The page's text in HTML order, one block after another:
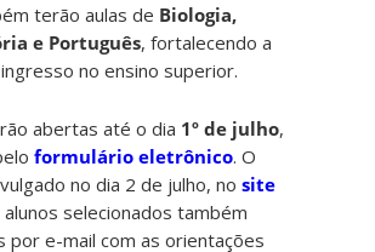
terão aulas de Biologia,
e Português, fortalecendo a
no ensino superior.
abertas até o dia 1º de julho,
formulário eletrônico. O
no dia 2 de julho, nosite
alunos selecionados também
por e-mail com as orientações